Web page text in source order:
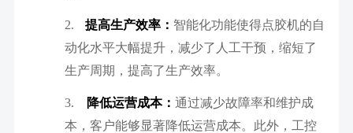
2. 提高生产效率： 智能化功能使得点胶机的自
动化水平大幅提升，减少了人工干预，缩短了
生产周期，提高了生产效率。
3. 降低运营成本： 通过减少故障率和维护成
本，客户能够显著降低运营成本。此外，工控